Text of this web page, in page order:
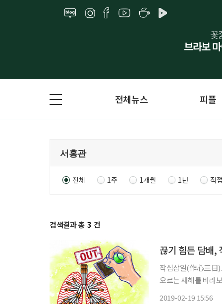
전체뉴스 피플
전체 1주 1개월 1년 직
검색결과 총 3 건
끊기 힘든 담배,
작심삼일(作心三日
오르는 새해를 바라
2019-02-19 15:56